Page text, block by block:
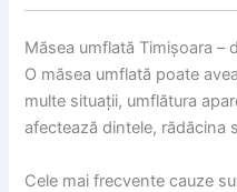
Măsea umflată Timișoara –
O măsea umflată poate
multe situații, umflătura
afectează dintele, rădăcina
Cele mai frecvente cauze